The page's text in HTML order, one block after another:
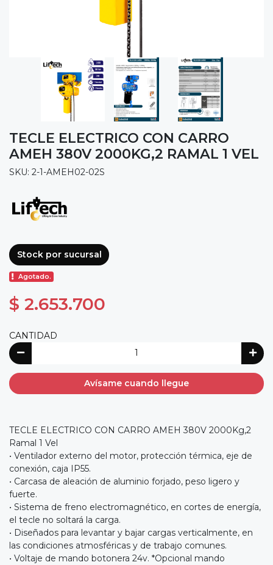
TECLE ELECTRICO CON CARRO
AMEH 380V 2000KG,2 RAMAL 1 VEL
SKU: 2-1-AMEH02-02S
Stock por sucursal
Agotado.
$ 2.653.700
CANTIDAD
Avísame cuando llegue
TECLE ELECTRICO CON CARRO AMEH 380V 2000Kg,2
Ramal 1 Vel
• Ventilador externo del motor, protección térmica, eje de
conexión, caja IP55.
• Carcasa de aleación de aluminio forjado, peso ligero y
fuerte.
• Sistema de freno electromagnético, en cortes de energía,
el tecle no soltará la carga.
• Diseñados para levantar y bajar cargas verticalmente, en
las condiciones atmosféricas y de trabajo comunes.
• Voltaje de mando botonera 24v. *Opcional mando